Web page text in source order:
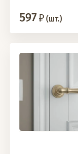
597 (шт.)